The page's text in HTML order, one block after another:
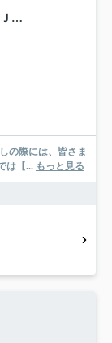
ＳＹＦＯＲＭＥ ＨＩＧＡＳＨＩ－ＳＨＩＮＪＵＫＵ
は【... もっと見る